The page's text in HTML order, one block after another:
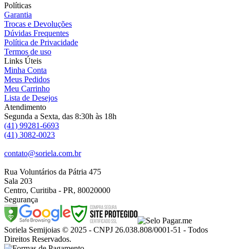
Políticas
Garantia
Trocas e Devoluções
Dúvidas Frequentes
Política de Privacidade
Termos de uso
Links Úteis
Minha Conta
Meus Pedidos
Meu Carrinho
Lista de Desejos
Atendimento
Segunda a Sexta, das 8:30h às 18h
(41) 99281-6693
(41) 3082-0023
contato@soriela.com.br
Rua Voluntários da Pátria 475
Sala 203
Centro, Curitiba - PR, 80020000
Segurança
Soriela Semijoias © 2025 - CNPJ 26.038.808/0001-51 - Todos
Direitos Reservados.